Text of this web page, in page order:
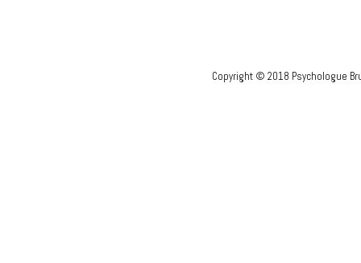
Copyright © 2018 Psychologue